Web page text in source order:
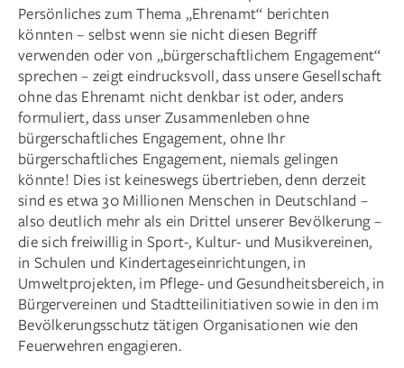
Persönliches zum Thema „Ehrenamt“ berichten
könnten – selbst wenn sie nicht diesen Begriff
verwenden oder von „bürgerschaftlichem Engagement“
sprechen – zeigt eindrucksvoll, dass unsere Gesellschaft
ohne das Ehrenamt nicht denkbar ist oder, anders
formuliert, dass unser Zusammenleben ohne
bürgerschaftliches Engagement, ohne Ihr
bürgerschaftliches Engagement, niemals gelingen
könnte! Dies ist keineswegs übertrieben, denn derzeit
sind es etwa 30 Millionen Menschen in Deutschland –
also deutlich mehr als ein Drittel unserer Bevölkerung –
die sich freiwillig in Sport-, Kultur- und Musikvereinen,
in Schulen und Kindertageseinrichtungen, in
Umweltprojekten, im Pflege- und Gesundheitsbereich, in
Bürgervereinen und Stadtteilinitiativen sowie in den im
Bevölkerungsschutz tätigen Organisationen wie den
Feuerwehren engagieren.